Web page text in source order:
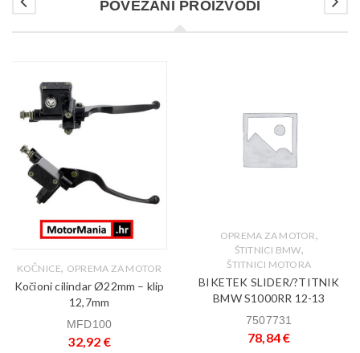
POVEZANI PROIZVODI
KOČNICE, OPREMA ZA MOTOR
Kočioni cilindar Ø22mm – klip
12,7mm
MFD100
32,92 €
OPREMA ZA MOTOR,
ŠTITNICI BMW,
ŠTITNICI MOTORA
BIKETEK SLIDER/?TITNIK
BMW S1000RR 12-13
7507731
78,84€